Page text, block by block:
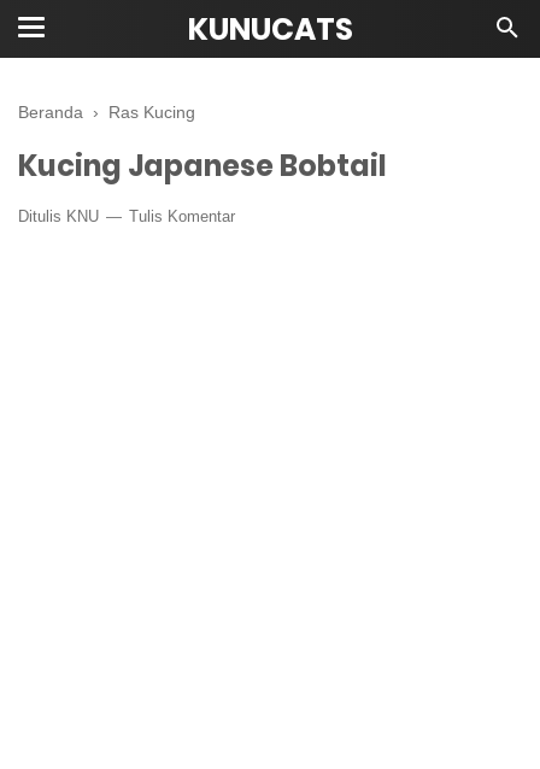
KUNUCATS
Beranda › Ras Kucing
Kucing Japanese Bobtail
Ditulis KNU Tulis Komentar